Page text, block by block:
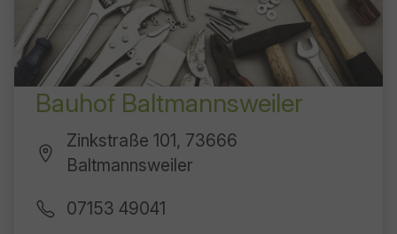
Bauhof Baltmannsweiler
Zinkstraße 101, 73666
Baltmannsweiler
07153 49041